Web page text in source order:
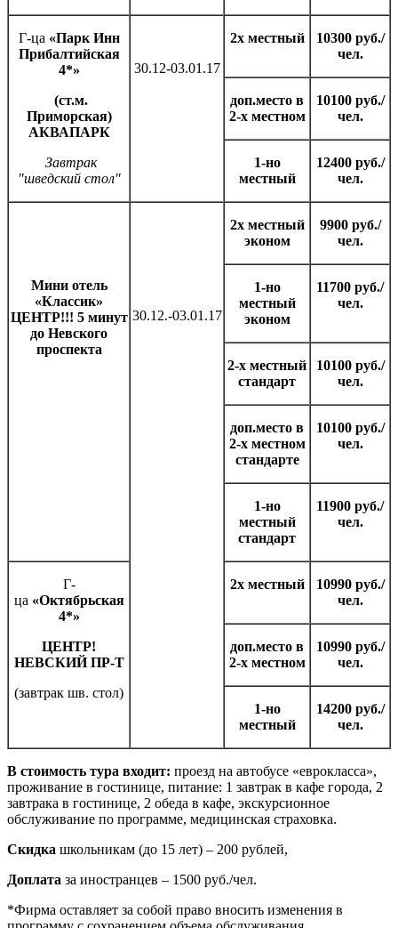
Г-ца «Парк Инн
Прибалтийская
4*»
(ст.м.
Приморская)
АКВАПАРК
Завтрак
"шведский стол"
30.12-03.01.17
2х местный
10300 руб./
чел.
доп.место в
2-х местном
10100 руб./
чел.
1-но
местный
12400 руб./
чел.
Мини отель
«Классик»
ЦЕНТР!!! 5 минут
до Невского
проспекта
30.12.-03.01.17
2х местный
эконом
9900 руб./
чел.
1-но
местный
эконом
11700 руб./
чел.
2-х местный
стандарт
10100 руб./
чел.
доп.место в
2-х местном
стандарте
10100 руб./
чел.
1-но
местный
стандарт
11900 руб./
чел.
Г-
ца «Октябрьская
4*»
ЦЕНТР!
НЕВСКИЙ ПР-Т
(завтрак шв. стол)
2х местный
10990 руб./
чел.
доп.место в
2-х местном
10990 руб./
чел.
1-но
местный
14200 руб./
чел.
В стоимость тура входит: проезд на автобусе «еврокласса»,
проживание в гостинице, питание: 1 завтрак в кафе города, 2
завтрака в гостинице, 2 обеда в кафе, экскурсионное
обслуживание по программе, медицинская страховка.
Скидка школьникам (до 15 лет) – 200 рублей,
Доплата за иностранцев – 1500 руб./чел.
*Фирма оставляет за собой право вносить изменения в